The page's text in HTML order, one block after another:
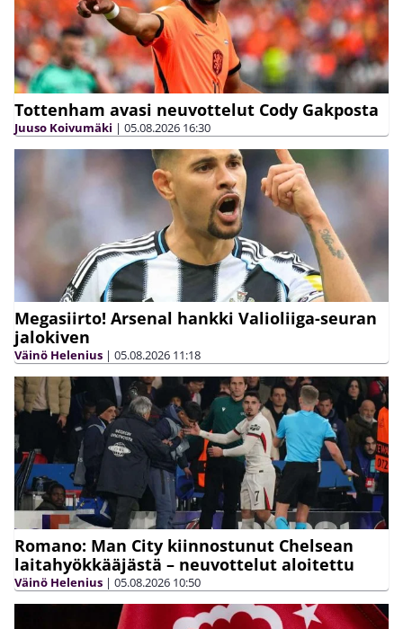
Tottenham avasi neuvottelut Cody Gakposta
Juuso Koivumäki | 05.08.2026 16:30
Megasiirto! Arsenal hankki Valioliiga-seuran
jalokiven
Väinö Helenius | 05.08.2026 11:18
Romano: Man City kiinnostunut Chelsean
laitahyökkääjästä – neuvottelut aloitettu
Väinö Helenius | 05.08.2026 10:50